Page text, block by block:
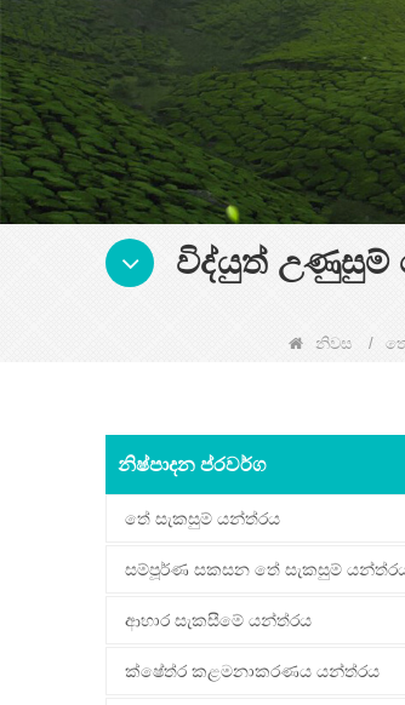
විද්යුත් උණුසුම්
නිවස /
නිෂ්පාදන ප්රවර්ග
තේ සැකසුම් යන්ත්රය
සම්පූර්ණ සකසන තේ සැකසුම්
ආහාර සැකසීමේ යන්ත්රය
ක්ෂේත්ර කළමනාකරණය යන්ත්රය